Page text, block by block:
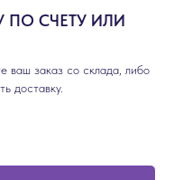
ПО СЧЕТУ ИЛИ
ваш заказ со склада, либо
доставку.